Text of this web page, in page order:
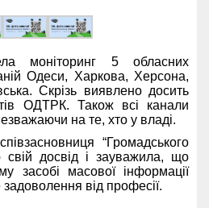
моніторинг 5 обласних
Одеси, Харкова, Херсона,
Скрізь виявлено досить
ОДТРК. Також всі канали
на те, хто у владі.
“Громадського
свій досвід і зауважила, що
засобі масової інформації
від професії.